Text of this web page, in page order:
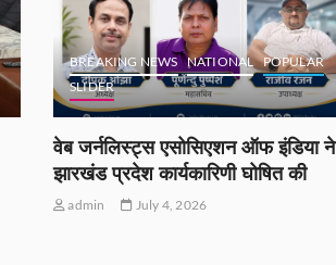
BREAKING NEWS NATIONAL POPULAR
SLIDER
वेब जर्नलिस्ट्स एसोसिएशन ऑफ इंडिया ने
झारखंड प्रदेश कार्यकारिणी घोषित की
admin July 4, 2026